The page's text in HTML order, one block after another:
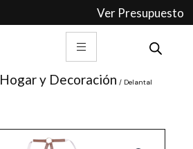
Ver Presupuesto
Hogar y Decoración / Delantal